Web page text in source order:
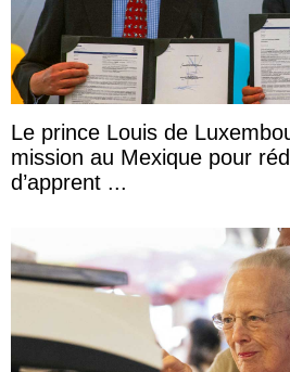
Le prince Louis de
mission au Mexique pour
d’apprent ...